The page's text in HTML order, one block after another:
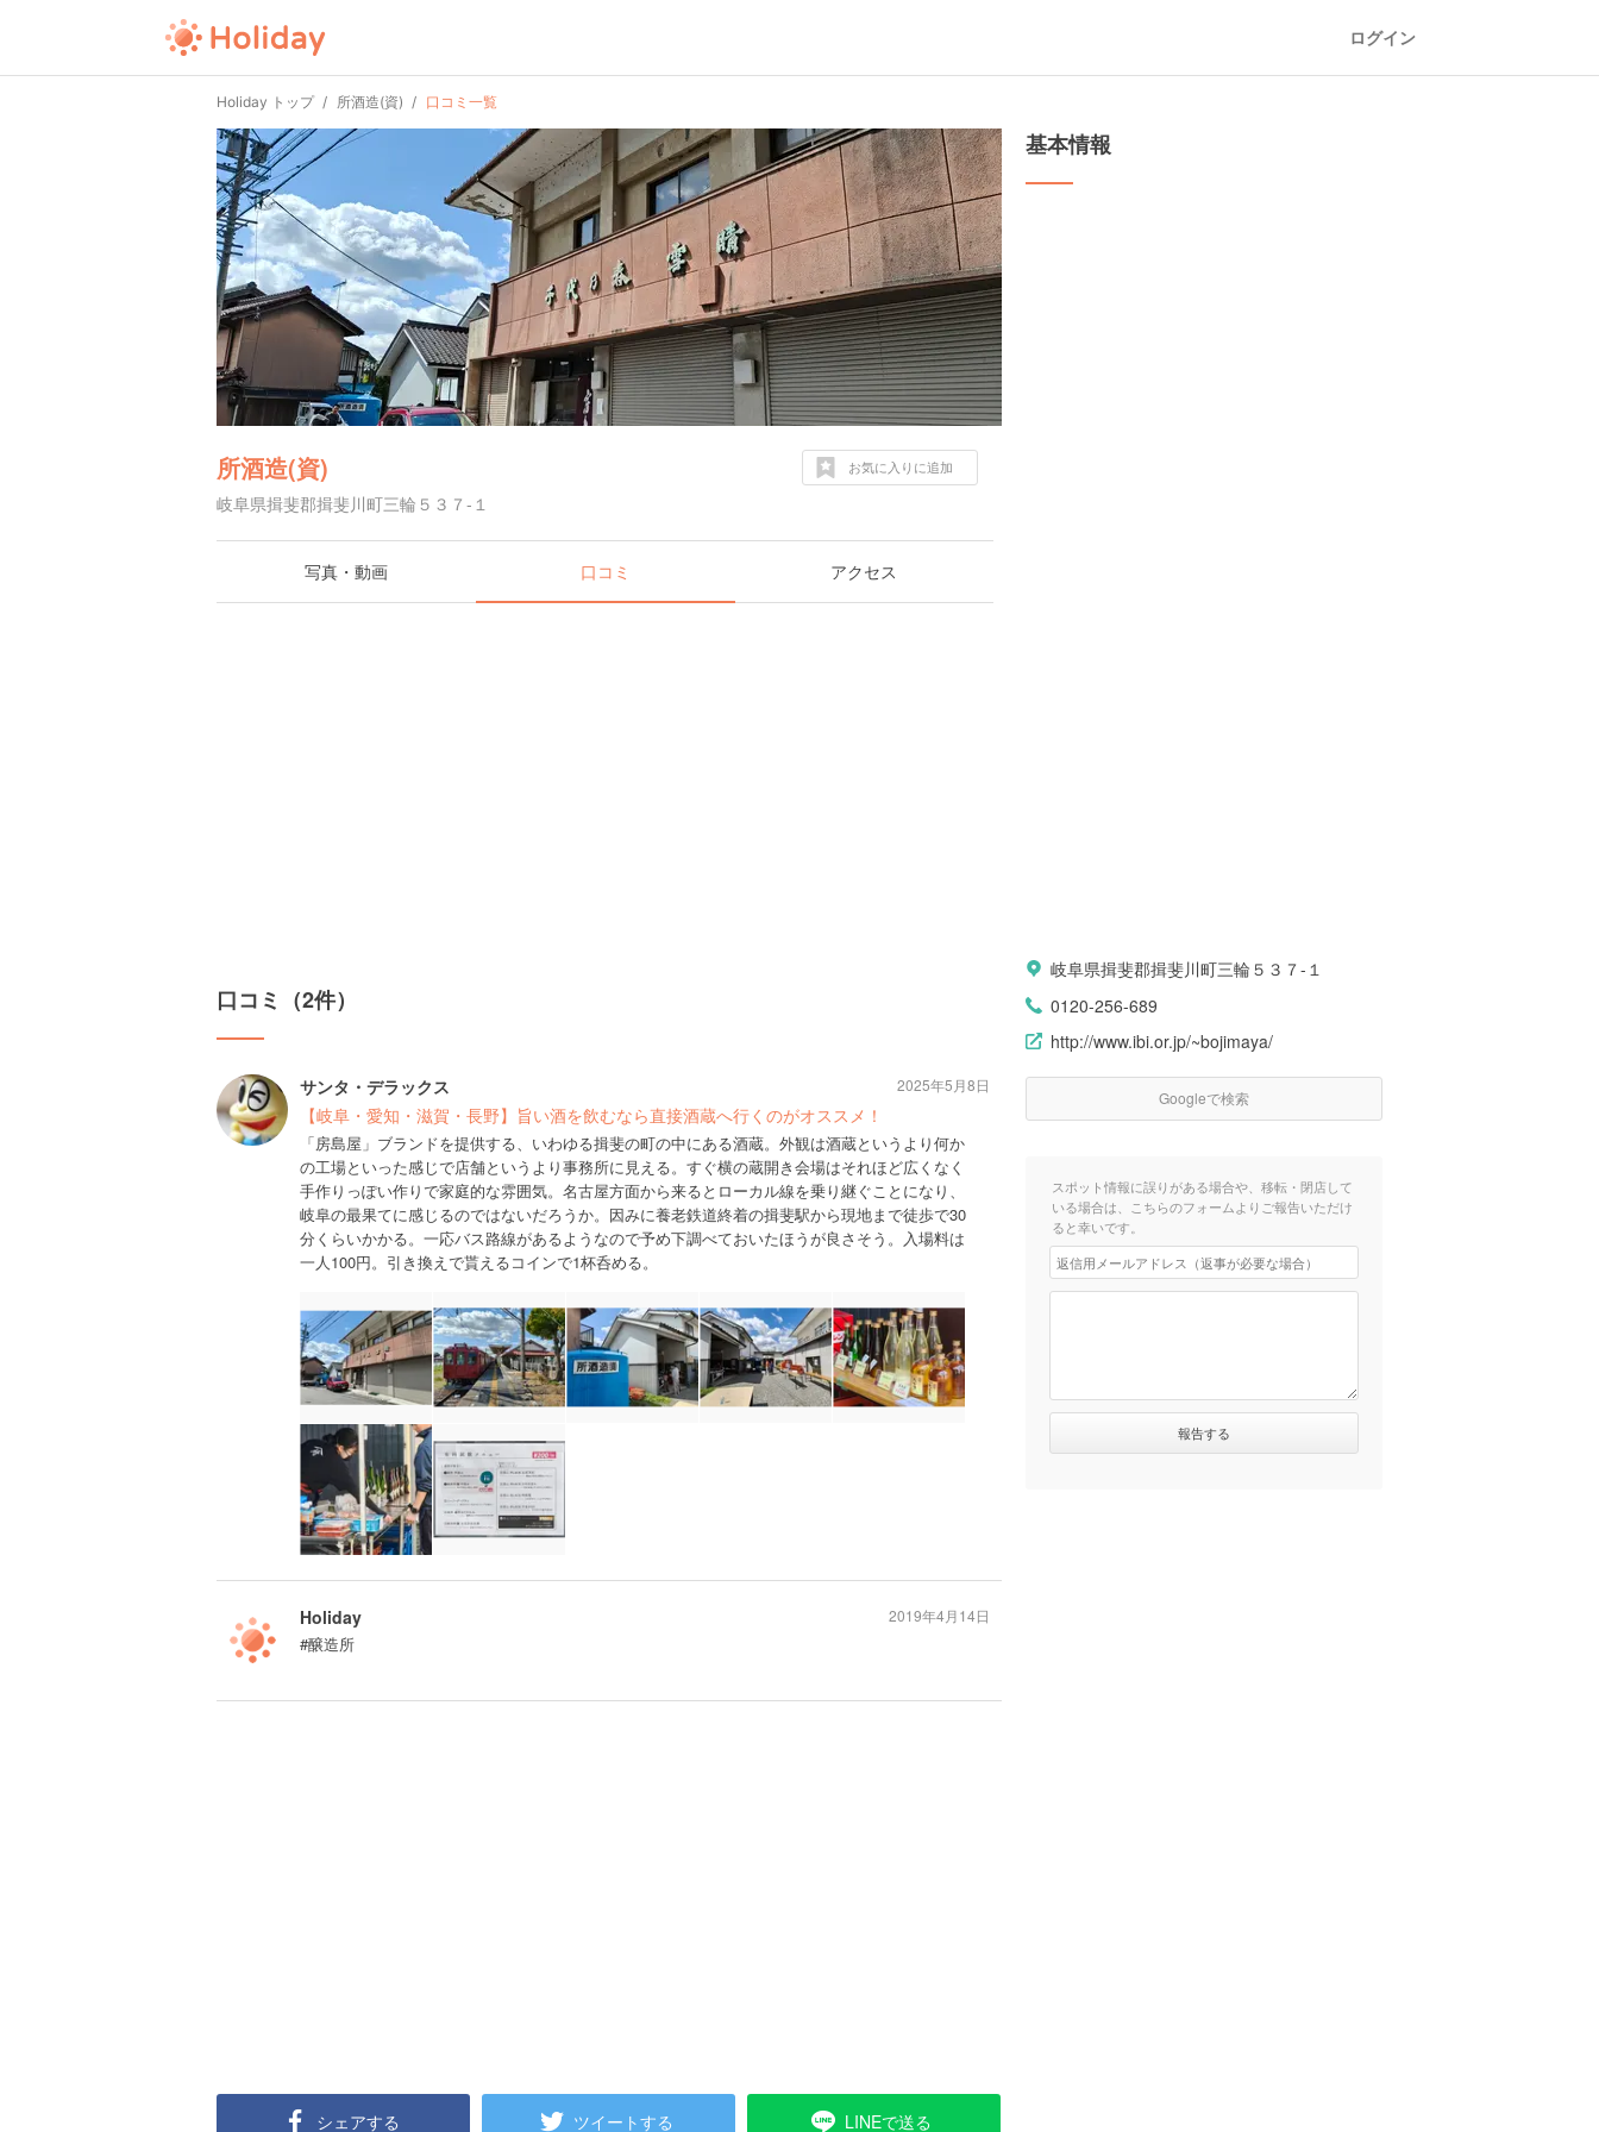
ログイン
Holiday トップ 所酒造(資) 口コミ一覧
所酒造(資)
岐阜県揖斐郡揖斐川町三輪５３７-１
お気に入りに追加
写真・動画 口コミ アクセス
口コミ（2件）
サンタ・デラックス
【岐阜・愛知・滋賀・長野】旨い酒を飲むなら直接酒蔵へ行くのがオススメ！
「房島屋」ブランドを提供する、いわゆる揖斐の町の中にある酒蔵。外観は酒蔵というより何か
の工場といった感じで店舗というより事務所に見える。すぐ横の蔵開き会場はそれほど広くなく
手作りっぽい作りで家庭的な雰囲気。名古屋方面から来るとローカル線を乗り継ぐことになり、
岐阜の最果てに感じるのではないだろうか。因みに養老鉄道終着の揖斐駅から現地まで徒歩で30
分くらいかかる。一応バス路線があるようなので予め下調べておいたほうが良さそう。入場料は
一人100円。引き換えで貰えるコインで1杯呑める。
2025年5月8日
Holiday
#醸造所
2019年4月14日
シェアする ツイートする LINEで送る
基本情報
岐阜県揖斐郡揖斐川町三輪５３７-１
0120-256-689
http://www.ibi.or.jp/~bojimaya/
Googleで検索
スポット情報に誤りがある場合や、移転・閉店して
いる場合は、こちらのフォームよりご報告いただけ
ると幸いです。